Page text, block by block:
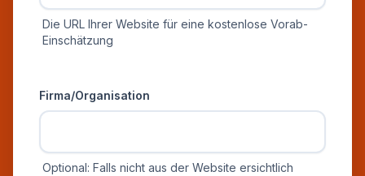
Die URL Ihrer Website für eine kostenlose Vorab-
Einschätzung
Firma/Organisation
Optional: Falls nicht aus der Website ersichtlich